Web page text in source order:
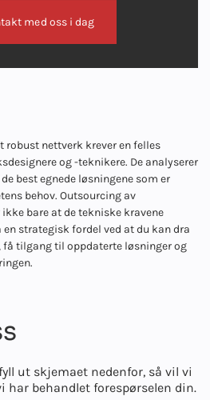
med oss i dag
robust nettverk krever en felles
og -teknikere. De analyserer
best egnede løsningene som er
behov. Outsourcing av
bare at de tekniske kravene
strategisk fordel ved at du kan dra
få tilgang til oppdaterte løsninger og
ut skjemaet nedenfor, så vil vi
har behandlet forespørselen din.